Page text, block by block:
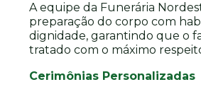
A equipe da Funerária
preparação do corpo com
dignidade, garantindo que o
tratado com o máximo
Cerimônias Personalizadas